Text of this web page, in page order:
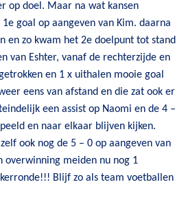
op doel. Maar na wat kansen
goal op aangeven van Kim. daarna
en zo kwam het 2e doelpunt tot stand
van Eshter, vanaf de rechterzijde en
en 1 x uithalen mooie goal
eens van afstand en die zat ook er
een assist op Naomi en de 4 –
en naar elkaar blijven kijken.
ook nog de 5 – 0 op aangeven van
overwinning meiden nu nog 1
Blijf zo als team voetballen